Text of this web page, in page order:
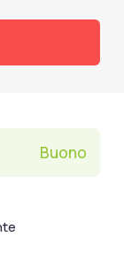
Buono